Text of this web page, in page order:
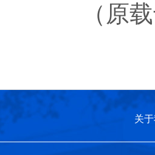
（原载
关